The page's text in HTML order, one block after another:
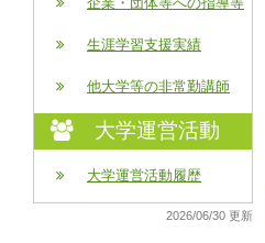
生涯学習支援実績
他大学等の非常勤講師
大学運営活動
大学運営活動履歴
2026/06/30 更新